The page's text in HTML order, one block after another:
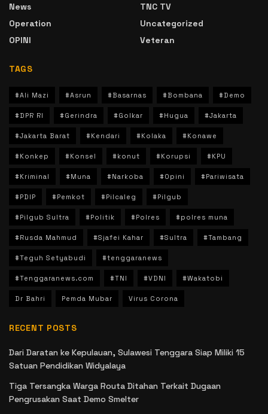
News
Operation
OPINI
TNC TV
Uncategorized
Veteran
TAGS
#Ali Mazi #Asrun #Basarnas #Bombana #Demo
#DPR RI #Gerindra #Golkar #Hugua #Jakarta
#Jakarta Barat #Kendari #Kolaka #Konawe
#Konkep #Konsel #konut #Korupsi #KPU
#Kriminal #Muna #Narkoba #Opini #Pariwisata
#PDIP #Pemkot #Pilcaleg #Pilgub
#Pilgub Sultra #Politik #Polres #polres muna
#Rusda Mahmud #Sjafei Kahar #Sultra #Tambang
#Teguh Setyabudi #tenggaranews
#Tenggaranews.com #TNI #VDNI #Wakatobi
Dr Bahri Pemda Mubar Virus Corona
RECENT POSTS
Dari Daratan ke Kepulauan, Sulawesi Tenggara Siap Miliki 15
Satuan Pendidikan Widyalaya
Tiga Tersangka Warga Routa Ditahan Terkait Dugaan
Pengrusakan Saat Demo Smelter